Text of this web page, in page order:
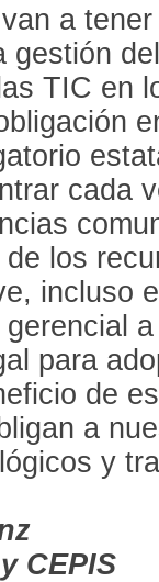
a
gestión
TIC en
cada
los
incluso
para
de
a
y
CEPIS